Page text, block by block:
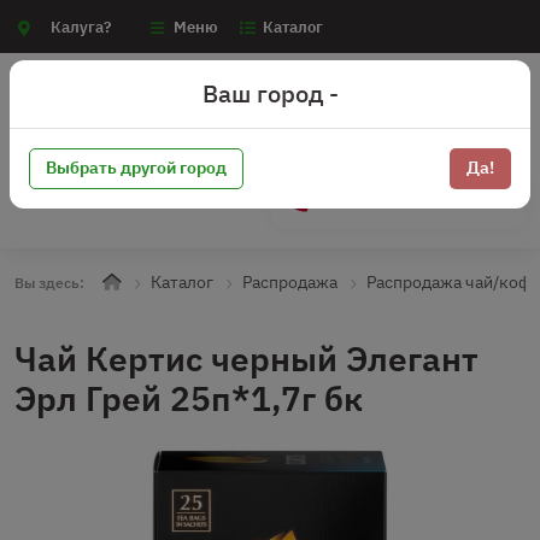
Калуга? Меню Каталог
Вы здесь: Каталог Распродажа Распродажа чай/кофе
Чай Кертис черный Элегант
Эрл Грей 25п*1,7г бк
Ваш город -
Выбрать другой город Да!